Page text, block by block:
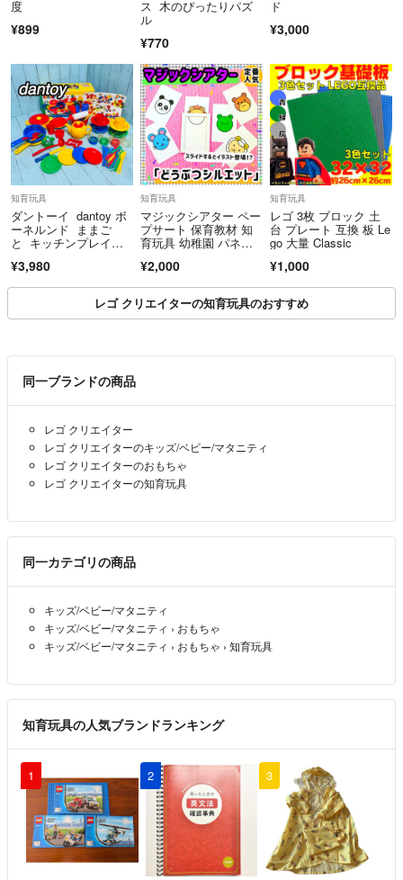
度
¥899
ス 木のぴったりパズ
ル
¥770
ド
¥3,000
知育玩具
ダントーイ dantoy ボ
ーネルンド ままご
と キッチンプレイセ
¥3,980
知育玩具
マジックシアター ペー
プサート 保育教材 知
育玩具 幼稚園 パネル
¥2,000
知育玩具
レゴ 3枚 ブロック 土
台 プレート 互換 板 Le
go 大量 Classic
¥1,000
レゴ クリエイターの知育玩具のおすすめ
同一ブランドの商品
レゴ クリエイター
レゴ クリエイターのキッズ/ベビー/マタニティ
レゴ クリエイターのおもちゃ
レゴ クリエイターの知育玩具
同一カテゴリの商品
キッズ/ベビー/マタニティ
キッズ/ベビー/マタニティ › おもちゃ
キッズ/ベビー/マタニティ › おもちゃ › 知育玩具
知育玩具の人気ブランドランキング
1 2 3